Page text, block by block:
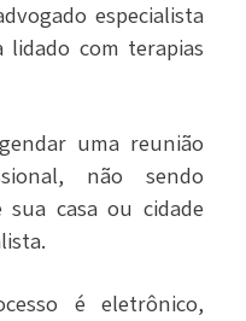
especialista
com terapias
uma reunião
, não sendo
sua casa ou cidade
é eletrônico,